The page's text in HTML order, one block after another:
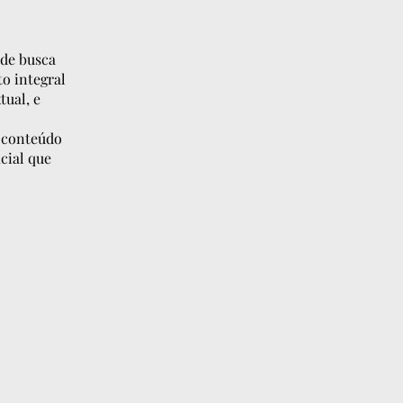
busca
integral
e
que